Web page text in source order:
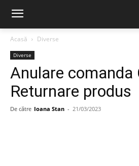
Acasă Diverse
Diverse
Anulare comanda
Returnare produs
De către Ioana Stan - 21/03/2023